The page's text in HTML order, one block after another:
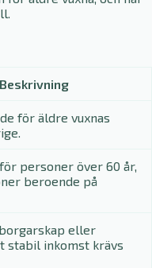
Beskrivning
för äldre vuxnas
personer över 60 år,
beroende på
eller
stabil inkomst krävs